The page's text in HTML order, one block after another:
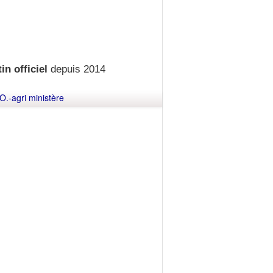
officiel depuis 2014
agri ministère